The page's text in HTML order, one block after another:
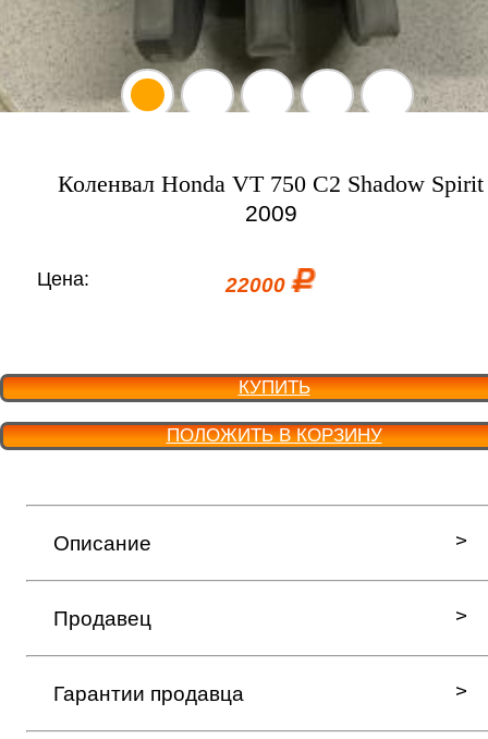
Коленвал Honda VT 750 C2 Shadow Spirit
2009
Цена: 22000
КУПИТЬ
ПОЛОЖИТЬ В КОРЗИНУ
Описание
Продавец
Гарантии продавца